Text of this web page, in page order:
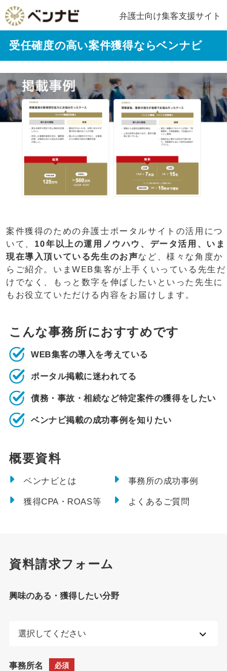
弁護士向け集客支援サイト
受任確度の高い案件獲得ならベンナビ
案件獲得のための弁護士ポータルサイトの活用につ
いて、 10年以上の運用ノウハウ、データ活用、いま
現在導入頂いている先生のお声など、様々な角度か
らご紹介。いまWEB集客が上手くいっている先生だ
けでなく、もっと数字を伸ばしたいといった先生に
もお役立ていただける内容をお届けします。
こんな事務所におすすめです
WEB集客の導入を考えている
ポータル掲載に迷われてる
債務・事故・相続など特定案件の獲得をしたい
ベンナビ掲載の成功事例を知りたい
概要資料
ベンナビとは 事務所の成功事例
獲得CPA・ROAS等 よくあるご質問
資料請求フォーム
興味のある・獲得したい分野
事務所名 必須